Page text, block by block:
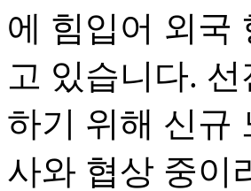
에 힘입어 외국
고 있습니다.
하기 위해 신규
사와 협상 중이